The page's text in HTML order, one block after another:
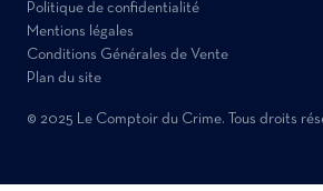
© 2025 Le Comptoir du Crime. Tous droits
Politique de confidentialité
Mentions légales
Conditions Générales de Vente
Plan du site